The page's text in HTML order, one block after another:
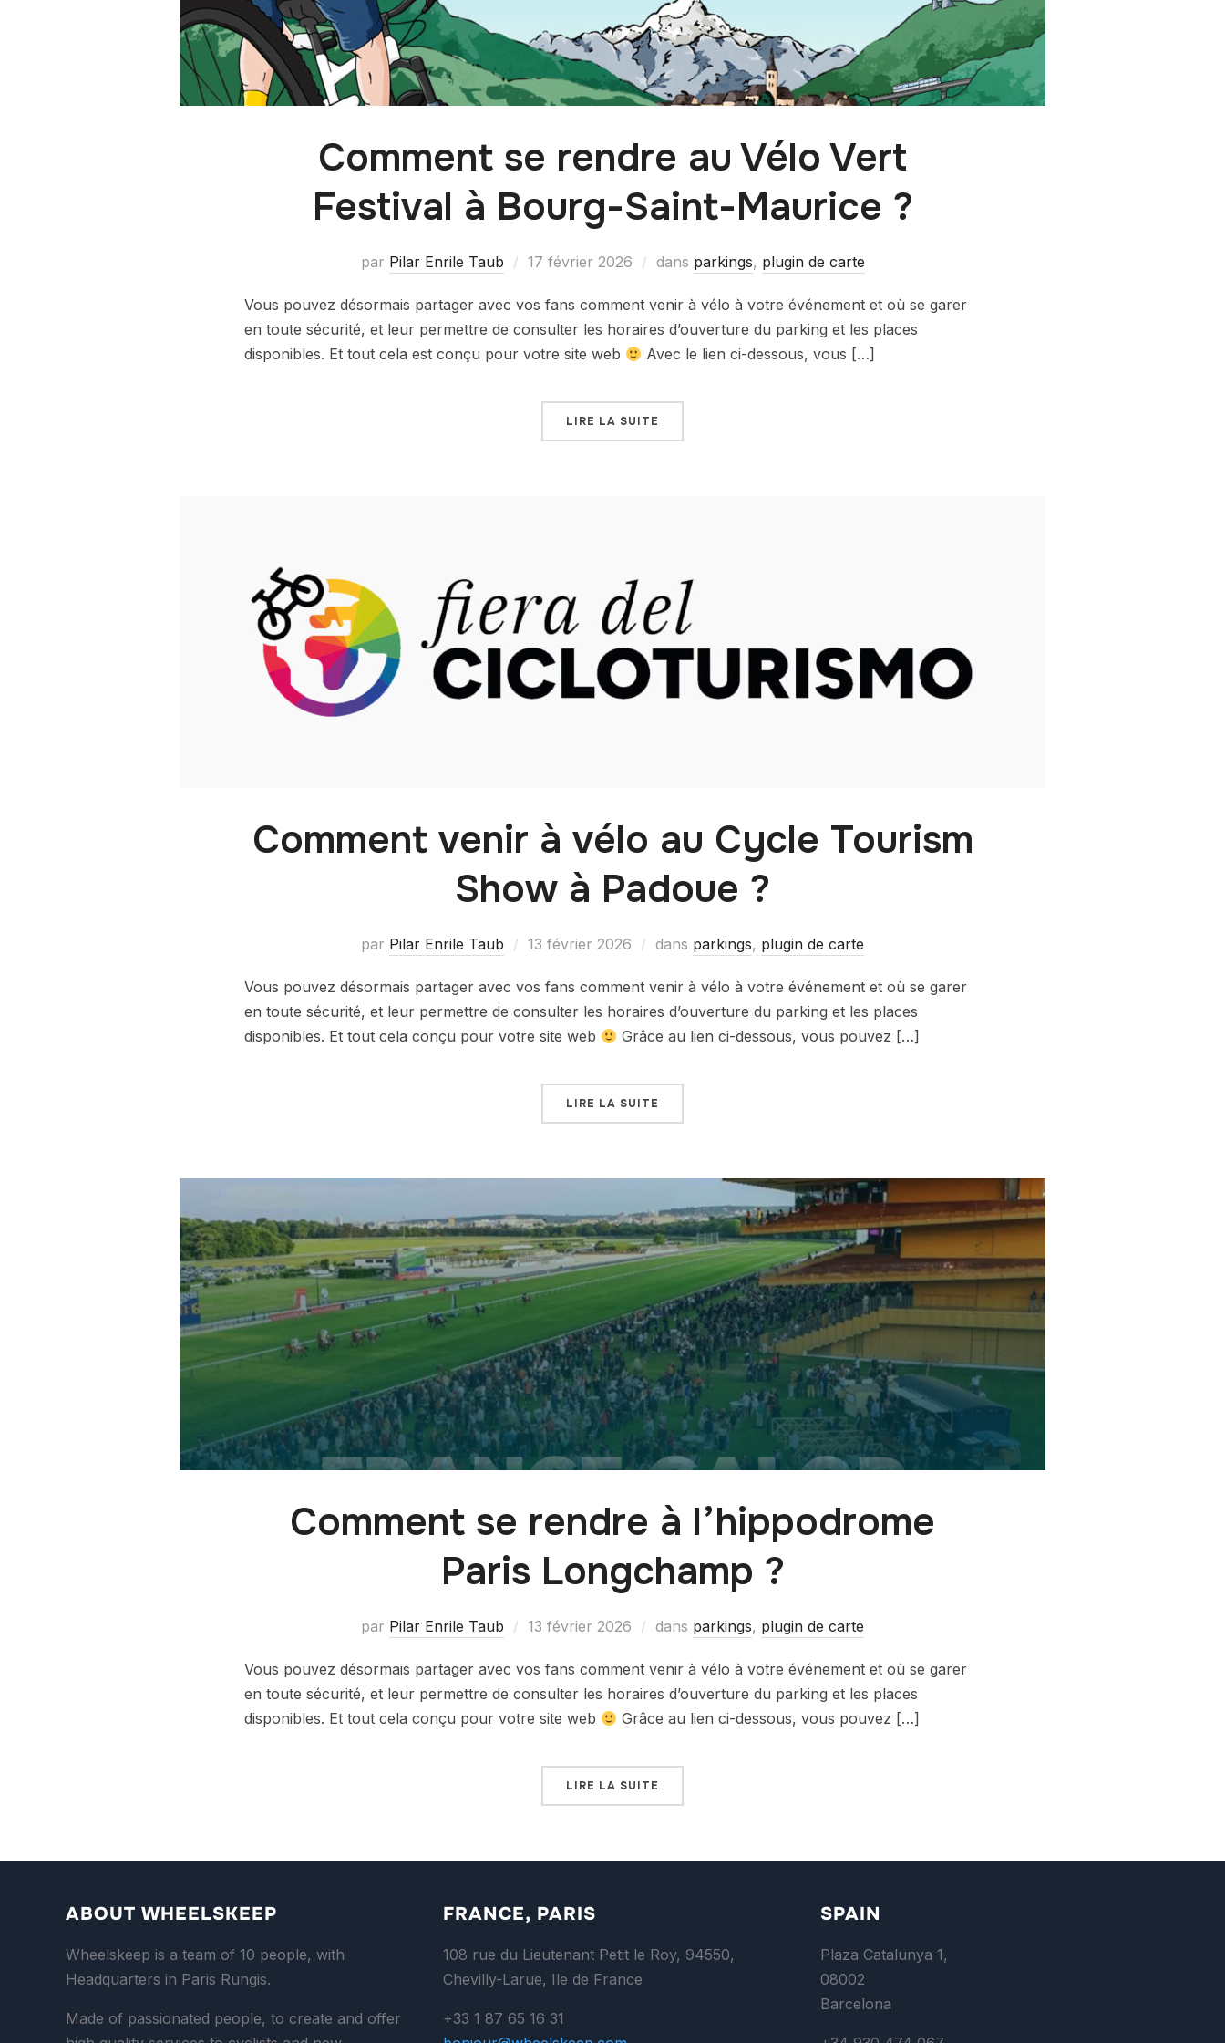
Comment se rendre au Vélo Vert
Festival à Bourg-Saint-Maurice ?
par Pilar Enrile Taub 17 février 2026 dans parkings, plugin de carte
Vous pouvez désormais partager avec vos fans comment venir à vélo à votre événement et où se garer
en toute sécurité, et leur permettre de consulter les horaires d’ouverture du parking et les places
disponibles. Et tout cela est conçu pour votre site web
Avec le lien ci-dessous, vous […]
LIRE LA SUITE
Comment venir à vélo au Cycle Tourism
Show à Padoue ?
par Pilar Enrile Taub 13 février 2026 dans parkings, plugin de carte
Vous pouvez désormais partager avec vos fans comment venir à vélo à votre événement et où se garer
en toute sécurité, et leur permettre de consulter les horaires d’ouverture du parking et les places
disponibles. Et tout cela conçu pour votre site web
Grâce au lien ci-dessous, vous pouvez […]
LIRE LA SUITE
Comment se rendre à l’hippodrome
Paris Longchamp ?
par Pilar Enrile Taub 13 février 2026 dans parkings, plugin de carte
Vous pouvez désormais partager avec vos fans comment venir à vélo à votre événement et où se garer
en toute sécurité, et leur permettre de consulter les horaires d’ouverture du parking et les places
disponibles. Et tout cela conçu pour votre site web
Grâce au lien ci-dessous, vous pouvez […]
LIRE LA SUITE
ABOUT WHEELSKEEP
Wheelskeep is a team of 10 people, with
Headquarters in Paris Rungis.
Made of passionated people, to create and offer
FRANCE, PARIS
108 rue du Lieutenant Petit le Roy, 94550,
Chevilly-Larue, Ile de France
+33 1 87 65 16 31
SPAIN
Plaza Catalunya 1,
08002
Barcelona